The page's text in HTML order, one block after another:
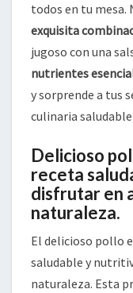
todos en tu mesa.
exquisita
jugoso con una
nutrientes
y sorprende a tus
culinaria
Delicioso
receta
disfrutar en
naturaleza.
El delicioso pollo
saludable y
naturaleza. Esta